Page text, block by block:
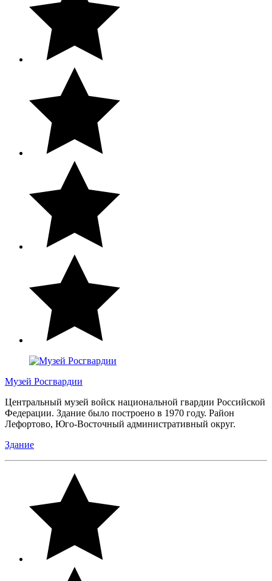
Музей Росгвардии
Центральный музей войск национальной гвардии Российской
Федерации. Здание было построено в 1970 году. Район
Лефортово, Юго-Восточный административный округ.
Здание